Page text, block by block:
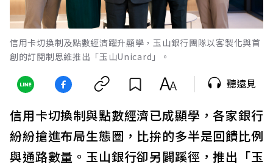
信用卡切換制及點數經濟躍升顯學，玉山銀行團隊以客製化與首
創的訂閱制思維推出「玉山Unicard」。
聽遠見
信用卡切換制與點數經濟已成顯學，各家銀行
紛紛搶進布局生態圈，比拚的多半是回饋比例
與通路數量。玉山銀行卻另闢蹊徑，推出「玉